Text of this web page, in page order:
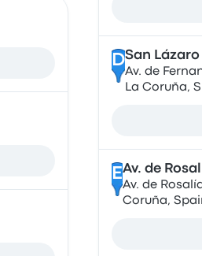
DSan Lázaro
Av. de
La Coruña,
EAv. de
Av. de
Coruña,